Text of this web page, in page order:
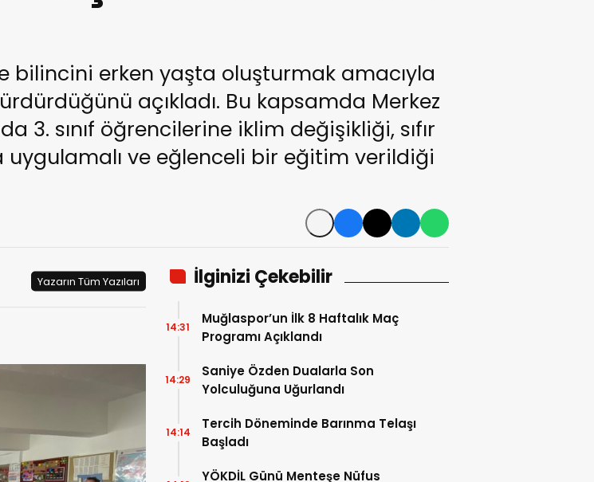
bilincini erken yaşta oluşturmak amacıyla
açıkladı. Bu kapsamda Merkez
3. sınıf öğrencilerine iklim değişikliği, sıfır
uygulamalı ve eğlenceli bir eğitim verildiği
Yazarın Tüm Yazıları İlginizi Çekebilir
Muğlaspor’un İlk 8 Haftalık Maç
Programı Açıklandı
14:31
Saniye Özden Dualarla Son
Yolculuğuna Uğurlandı
14:29
Tercih Döneminde Barınma Telaşı
Başladı
14:14
YÖKDİL Günü Menteşe Nüfus